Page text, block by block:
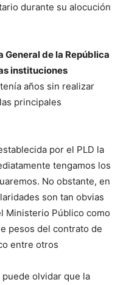
durante su alocución
General de la República
instituciones
años sin realizar
principales
por el PLD la
tengamos los
No obstante, en
son tan obvias
Ministerio Público como
pesos del contrato de
entre otros
olvidar que la